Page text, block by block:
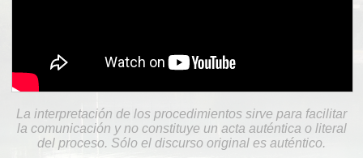
La interpretación de los procedimientos sirve para facilitar
la comunicación y no constituye un acta auténtica o literal
del proceso. Sólo el discurso original es auténtico.